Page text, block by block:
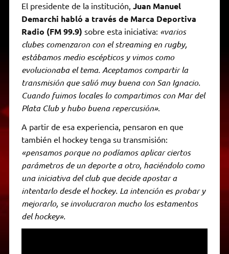
El presidente de la institución, Juan Manuel
Demarchi habló a través de Marca Deportiva
Radio (FM 99.9) sobre esta iniciativa: «varios
clubes comenzaron con el streaming en rugby,
estábamos medio escépticos y vimos como
evolucionaba el tema. Aceptamos compartir la
transmisión que salió muy buena con San Ignacio.
Cuando fuimos locales lo compartimos con Mar del
Plata Club y hubo buena repercusión».
A partir de esa experiencia, pensaron en que
también el hockey tenga su transmisión:
«pensamos porque no podíamos aplicar ciertos
parámetros de un deporte a otro, haciéndolo como
una iniciativa del club que decide apostar a
intentarlo desde el hockey. La intención es probar y
mejorarlo, se involucraron mucho los estamentos
del hockey».